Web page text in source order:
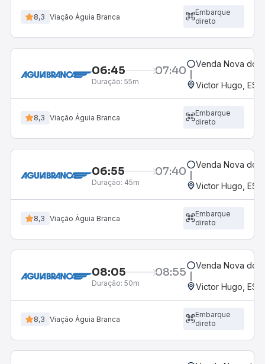
8,3 Viação Águia Branca
Embarque
direto
06:45 07:40
Duração: 55m
Venda Nova do
Victor Hugo, ES
8,3 Viação Águia Branca
Embarque
direto
06:55 07:40
Duração: 45m
Venda Nova do
Victor Hugo, ES
8,3 Viação Águia Branca
Embarque
direto
08:05 08:55
Duração: 50m
Venda Nova do
Victor Hugo, ES
8,3 Viação Águia Branca
Embarque
direto